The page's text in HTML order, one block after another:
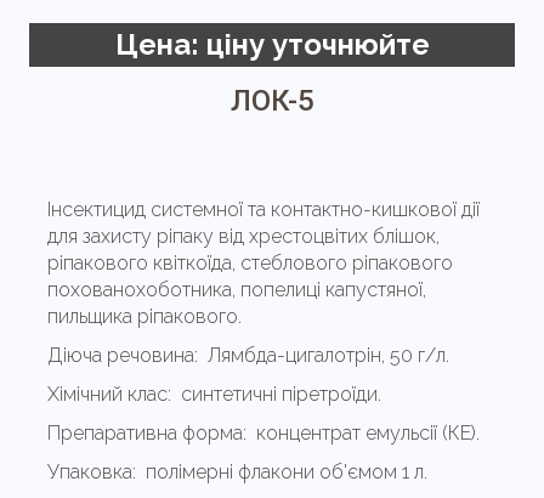
Цена: ціну уточнюйте
ЛОК-5
Інсектицид системної та контактно-кишкової дії
для захисту ріпаку від хрестоцвітих блішок,
ріпакового квіткоїда, стеблового ріпакового
похованохоботника, попелиці капустяної,
пильщика ріпакового.
Діюча речовина: Лямбда-цигалотрін, 50 г/л.
Хімічний клас: синтетичні піретроїди.
Препаративна форма: концентрат емульсії (КЕ).
Упаковка: полімерні флакони об'ємом 1 л.